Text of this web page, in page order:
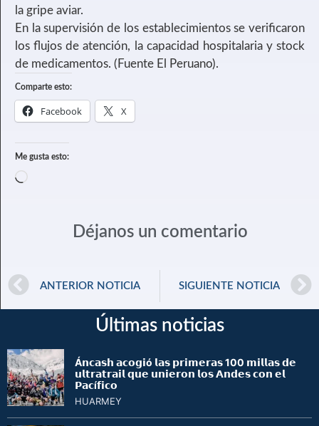
la gripe aviar.
En la supervisión de los establecimientos se verificaron
los flujos de atención, la capacidad hospitalaria y stock
de medicamentos. (Fuente El Peruano).
Comparte esto:
Facebook X
Me gusta esto:
Déjanos un comentario
ANTERIOR NOTICIA SIGUIENTE NOTICIA
Últimas noticias
Á𝗻𝗰𝗮𝘀𝗵 𝗮𝗰𝗼𝗴𝗶ó 𝗹𝗮𝘀 𝗽𝗿𝗶𝗺𝗲𝗿𝗮𝘀 100 𝗺𝗶𝗹𝗹𝗮𝘀 𝗱𝗲
𝘂𝗹𝘁𝗿𝗮𝘁𝗿𝗮𝗶𝗹 𝗾𝘂𝗲 𝘂𝗻𝗶𝗲𝗿𝗼𝗻 𝗹𝗼𝘀 𝗔𝗻𝗱𝗲𝘀 𝗰𝗼𝗻 𝗲𝗹
𝗣𝗮𝗰í𝗳𝗶𝗰𝗼
HUARMEY